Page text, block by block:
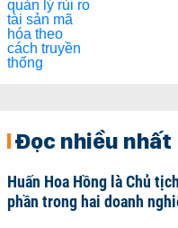
Đọc nhiều nhất
Huấn Hoa Hồng là Chủ
phần trong hai doanh